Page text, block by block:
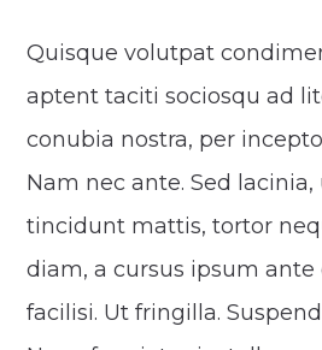
Quisque volutpat
aptent taciti sociosqu ad
conubia nostra, per
Nam nec ante. Sed lacinia,
tincidunt mattis, tortor
diam, a cursus ipsum ante
facilisi. Ut fringilla.